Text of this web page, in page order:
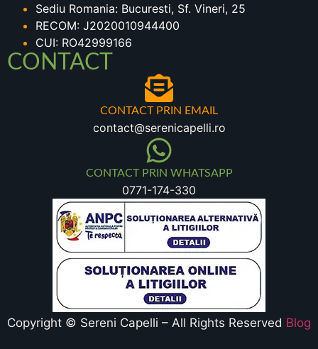
Sediu Romania: Bucuresti, Sf. Vineri, 25
RECOM: J2020010944400
CUI: RO42999166
CONTACT
CONTACT PRIN EMAIL
contact@serenicapelli.ro
CONTACT PRIN WHATSAPP
0771-174-330
Copyright © Sereni Capelli – All Rights Reserved Blog